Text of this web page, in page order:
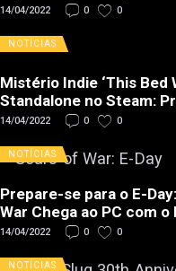
14/04/2022 0 0
NOTÍCIAS
Mistério Indie ‘This Bed
Standalone no Steam:
14/04/2022 0 0
NOTÍCIAS
Prepare-se para o E-
War Chega ao PC com o
14/04/2022 0 0
NOTÍCIAS